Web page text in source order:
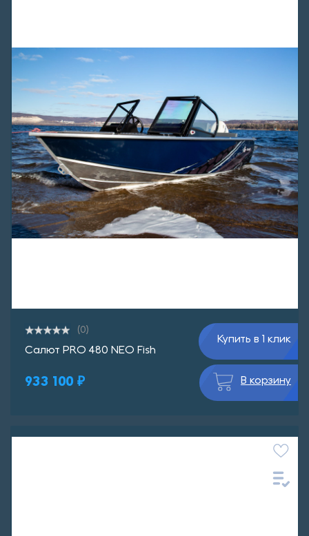
(0)
Салют PRO 480 NEO Fish
933 100 ₽
Купить в 1 клик
В корзину